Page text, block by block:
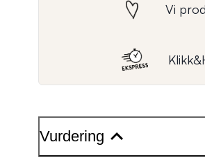
Vi
Vurdering